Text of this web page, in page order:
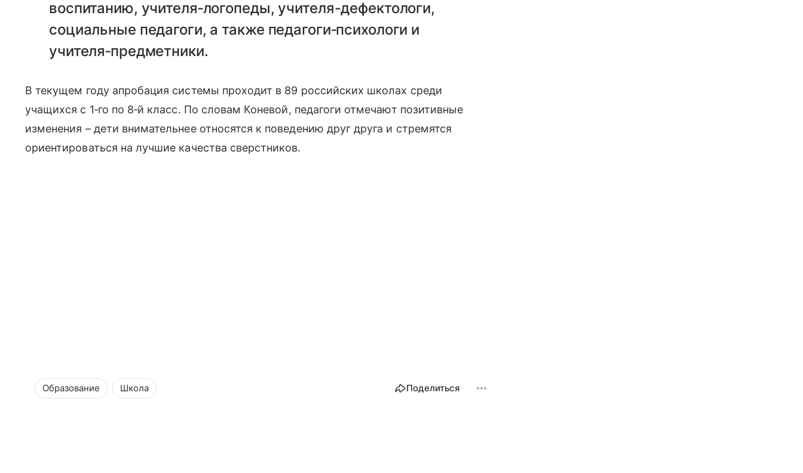
воспитанию, учителя‑логопеды, учителя-дефектологи,
социальные педагоги, а также педагоги‑психологи и
учителя‑предметники.
В текущем году апробация системы проходит в 89 российских школах среди
учащихся с 1‑го по 8‑й класс. По словам Коневой, педагоги отмечают позитивные
изменения – дети внимательнее относятся к поведению друг друга и стремятся
ориентироваться на лучшие качества сверстников.
Образование Школа Поделиться